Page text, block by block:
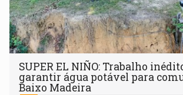
SUPER EL NIÑO: Trabalho
garantir água potável para
Baixo Madeira